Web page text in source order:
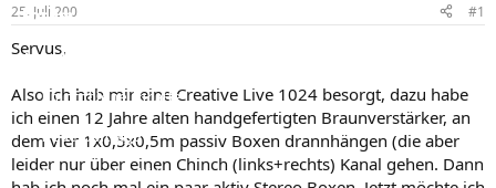
Forum
Aktuelles
Empfohlene Inhalte
Neue Beiträge
Neueste Aktivitäten
e
r
t
25. Juli 2001 #1
Servus,
Also ich hab mir eine Creative Live 1024 besorgt, dazu habe
ich einen 12 Jahre alten handgefertigten Braunverstärker, an
dem vier 1x0,5x0,5m passiv Boxen drannhängen (die aber
leider nur über einen Chinch (links+rechts) Kanal gehen. Dann